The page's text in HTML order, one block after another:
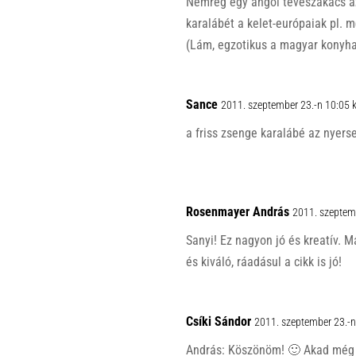
karalábét a kelet-európaiak pl.
(Lám, egzotikus a magyar
Sance 2011. szeptember 23.-n 10:05
a friss zsenge karalábé az
Rosenmayer András 2011.
Sanyi! Ez nagyon jó és kreatív.
és kiváló, ráadásul a cikk is jó!
Csíki Sándor 2011. szeptember 23.-
András: Köszönöm! 🙂 Akad